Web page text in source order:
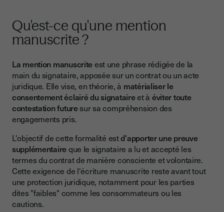
La valeur juridique de la signature électronique
Quid des mentions manuscrites dans le cadre numérique ?
erronée ?
Exemples de formulations conformes
Pour un cautionnement :
Pour une reconnaissance de dette :
Les mentions manuscrites dans les baux d'habitation :
quelles obligations ?
Pourquoi ces mentions existent-elles encore ?
Peut-on supprimer définitivement les mentions manuscrites
?
En conclusion
Qu'est-ce qu'une mention
manuscrite ?
La mention manuscriteest une phrase rédigée de la
main du signataire, apposée sur un contrat ou un acte
juridique. Elle vise, en théorie, à matérialiser le
consentement éclairé du signataireet à éviter toute
contestation futuresur sa compréhension des
engagements pris.
L'objectif de cette formalité estd'apporter une preuve
supplémentaireque le signataire a lu et accepté les
termes du contrat de manière consciente et volontaire.
Cette exigence de l'écriture manuscrite reste avant tout
une protection juridique, notamment pour les parties
dites "faibles" comme les consommateurs ou les
cautions.